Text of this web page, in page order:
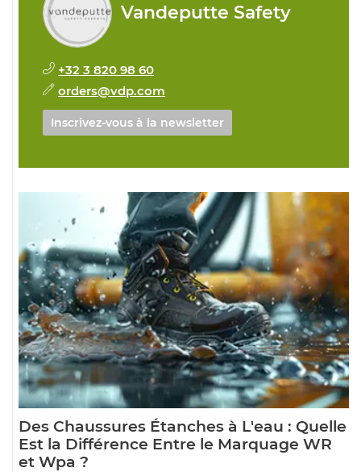
Vandeputte Safety
+32 3 820 98 60
orders@vdp.com
Inscrivez-vous à la newsletter
Des Chaussures Étanches à L'eau : Quelle
Est la Différence Entre le Marquage WR
et Wpa ?